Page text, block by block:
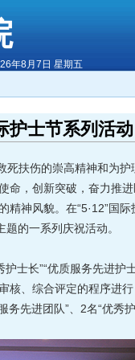
年8月7日 星期五
护士节系列活动
死扶伤的崇高精神和为护
命，创新突破，奋力推
精神风貌。在“5·12”国际
的一系列庆祝活动。
士长”“优质服务先进护
核、综合评定的程序进
先进团队”、2名“优秀